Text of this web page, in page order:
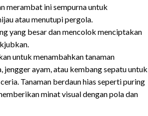
merambat ini sempurna untuk
atau menutupi pergola.
yang besar dan mencolok menciptakan
untuk menambahkan tanaman
jengger ayam, atau kembang sepatu untuk
Tanaman berdaun hias seperti puring
minat visual dengan pola dan